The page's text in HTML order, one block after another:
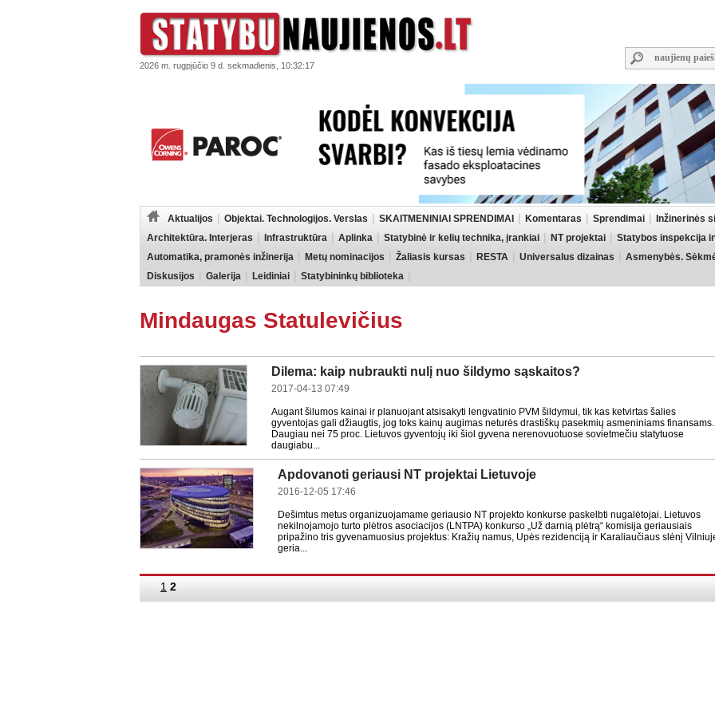
2026 m. rugpjūčio 9 d. sekmadienis, 10:32:17
Aktualijos Objektai. Technologijos. Verslas SKAITMENINIAI SPRENDIMAI Komentaras Sprendimai
Inžinerinės
Architektūra. Interjeras
Infrastruktūra Aplinka Statybinė ir kelių technika, įrankiai NT projektai
Statybos inspekcija
Automatika, pramonės inžinerija
Metų nominacijos Žaliasis kursas RESTA Universalus dizainas
Asmenybės.
Diskusijos
Galerija Leidiniai Statybininkų biblioteka
Mindaugas Statulevičius
Dilema: kaip nubraukti nulį nuo šildymo sąskaitos?
2017-04-13 07:49
Augant šilumos kainai ir planuojant atsisakyti lengvatinio PVM šildymui, tik kas ketvirtas šalies
gyventojas gali džiaugtis, jog toks kainų augimas neturės drastiškų pasekmių asmeniniams finansams.
Daugiau nei 75 proc. Lietuvos gyventojų iki šiol gyvena nerenovuotuose sovietmečiu statytuose
daugiabu...
Apdovanoti geriausi NT projektai Lietuvoje
2016-12-05 17:46
Dešimtus metus organizuojamame geriausio NT projekto konkurse paskelbti nugalėtojai. Lietuvos
nekilnojamojo turto plėtros asociacijos (LNTPA) konkurso „Už darnią plėtrą“ komisija geriausiais
pripažino tris gyvenamuosius projektus: Kražių namus, Upės rezidenciją ir Karaliaučiaus slėnį
geria...
1 2